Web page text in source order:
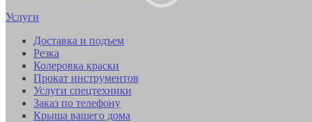
Услуги
Доставка и подъем
Резка
Колеровка краски
Прокат инструментов
Услуги спецтехники
Заказ по телефону
Крыша вашего дома